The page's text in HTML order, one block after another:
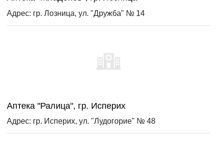
Адрес: гр. Лозница, ул. "Дружба" № 14
Аптека "Ралица", гр. Исперих
Адрес: гр. Исперих, ул. "Лудогорие" № 48